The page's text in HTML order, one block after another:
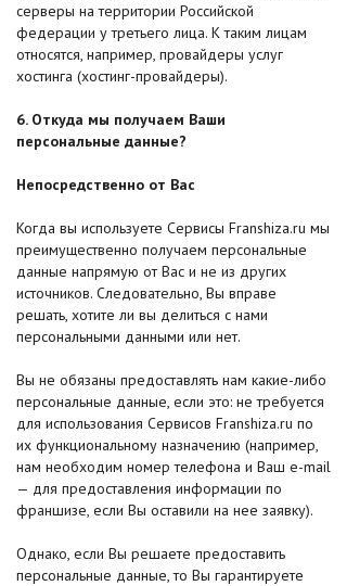
серверы на территории Российской
федерации у третьего лица. К таким лицам
относятся, например, провайдеры услуг
хостинга (хостинг-провайдеры).
6. Откуда мы получаем Ваши
персональные данные?
Непосредственно от Вас
Когда вы используете Сервисы Franshiza.ru мы
преимущественно получаем персональные
данные напрямую от Вас и не из других
источников. Следовательно, Вы вправе
решать, хотите ли вы делиться с нами
персональными данными или нет.
Вы не обязаны предоставлять нам какие-либо
персональные данные, если это: не требуется
для использования Сервисов Franshiza.ru по
их функциональному назначению (например,
нам необходим номер телефона и Ваш e-mail
— для предоставления информации по
франшизе, если Вы оставили на нее заявку).
Однако, если Вы решаете предоставить
персональные данные, то Вы гарантируете